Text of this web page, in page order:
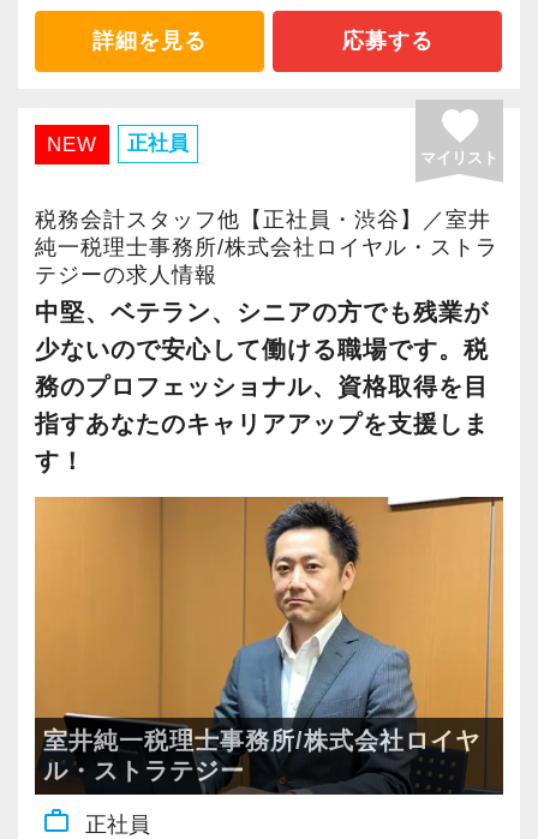
とを第一に考えています。
将来会計事務所で活躍したい熱い想いのある
【実務型研修・教育制度充実！学生の間に、こ
性を磨けます】
会計業界はいずれコンピューターやAIに取って
変わられる職業と言われています。
その中で生き残るためにできることはコンピュ
ーターやAIにはできないお客様とのコミュニケ
ーション力を磨くこと。
当社では、全員がお客様のことを一番に考え、
最新の税務・会計サービスを提供しています。
現時点で深い知識や経験をお持ちでなくても安
社員と同じように実務経験を積みながら税法や
会計の知識を得られるようフォロー体制はバッ
【先輩スタッフのサポートを受けながら段階を
踏んでステップアップできます♪】
入社してからのステップアッププランを準備し
い環境づくりを積極的に推進していきます。
長く安心して働ける環境を用意してお待ちして
ませんか？
2021年6月にオープンしたオフィス。
新宿オフィスの精鋭スタッフが立ち上げメンバ
ーとして運営をスタートしました。
都心部ということもあり、IT系など最先端の技
術を取り扱うお客様が多いのが特徴です。
20代が中心となっており、専門学校が近くにあ
ることから資格取得に励むスタッフが多く活躍
若いメンバーが多く明るい雰囲気で、全員がや
る気に満ちあふれています。
自主性がある方には活躍できる舞台はいくらで
もご用意するので、この業界で何か成し遂げた
い目標がある方は、ぜひ当社の門を叩いてくだ
さい！
【ご紹介が多い安定企業でお客様から一番に信
私共は、自計化しているクライアントを中心と
しており、2005年の創業以来これまで巡回監
査・勉強会などを通じて、クライアントの経理
業務の精度向上に努めております。
そのため、日々の経理作業の大幅な効率化がで
きており、残業時間が少ないことも特徴です。
「クライアントに喜んでいただくことこそが、
仕事の醍醐味」
小規模な事務所だからこそ、クライアントとじ
っくり向き合い、より一層、頼られる専門家を
目指して成長いただきたいと考えています。
私共では、実務経験のない方も歓迎していま
「簿記の資格や税法の知識を活かしたお仕事が
「税理士試験の勉強を優先したいが、実務経験
がないままでは不安。」
「一から専門性を磨ける環境で働きたい。」
詳細を見る 応募する
NEW 正社員 favorite
マイリスト
税務会計スタッフ他【正社員・渋谷】／室井
純一税理士事務所/株式会社ロイヤル・ストラ
テジーの求人情報
中堅、ベテラン、シニアの方でも残業が
少ないので安心して働ける職場です。税
務のプロフェッショナル、資格取得を目
指すあなたのキャリアアップを支援しま
す！
室井純一税理士事務所/株式会社ロイヤ
ル・ストラテジー
work_outline 正社員